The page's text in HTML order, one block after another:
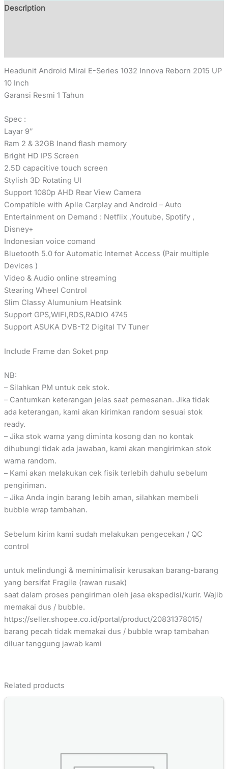
Description
Headunit Android Mirai E-Series 1032 Innova Reborn 2015 UP
10 Inch
Garansi Resmi 1 Tahun
Spec :
Layar 9″
Ram 2 & 32GB Inand flash memory
Bright HD IPS Screen
2.5D capacitive touch screen
Stylish 3D Rotating UI
Support 1080p AHD Rear View Camera
Compatible with Aplle Carplay and Android – Auto
Entertainment on Demand : Netflix ,Youtube, Spotify ,
Disney+
Indonesian voice comand
Bluetooth 5.0 for Automatic Internet Access (Pair multiple
Devices )
Video & Audio online streaming
Stearing Wheel Control
Slim Classy Alumunium Heatsink
Support GPS,WIFI,RDS,RADIO 4745
Support ASUKA DVB-T2 Digital TV Tuner
Include Frame dan Soket pnp
NB:
– Silahkan PM untuk cek stok.
– Cantumkan keterangan jelas saat pemesanan. Jika tidak
ada keterangan, kami akan kirimkan random sesuai stok
ready.
– Jika stok warna yang diminta kosong dan no kontak
dihubungi tidak ada jawaban, kami akan mengirimkan stok
warna random.
– Kami akan melakukan cek fisik terlebih dahulu sebelum
pengiriman.
– Jika Anda ingin barang lebih aman, silahkan membeli
bubble wrap tambahan.
Sebelum kirim kami sudah melakukan pengecekan / QC
control
untuk melindungi & meminimalisir kerusakan barang-barang
yang bersifat Fragile (rawan rusak)
saat dalam proses pengiriman oleh jasa ekspedisi/kurir. Wajib
memakai dus / bubble.
https://seller.shopee.co.id/portal/product/20831378015/
barang pecah tidak memakai dus / bubble wrap tambahan
diluar tanggung jawab kami
Related products